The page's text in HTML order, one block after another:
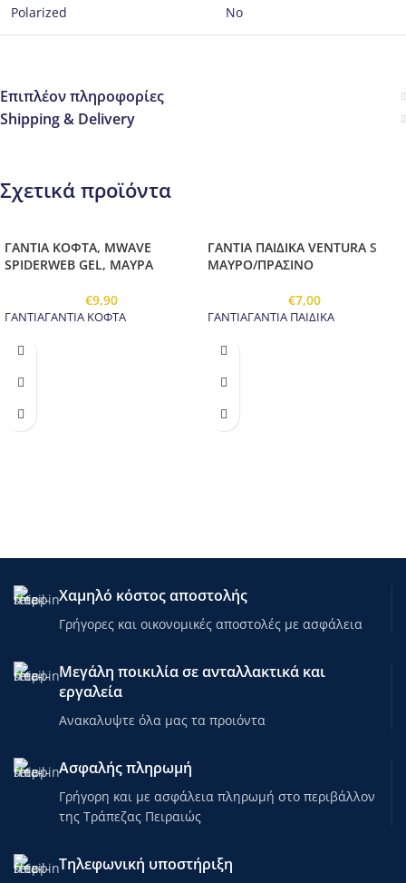
Polarized No
Επιπλέον πληροφορίες
Shipping & Delivery
Σχετικά προϊόντα
ΓΑΝΤΙΑ ΚΟΦΤΑ, MWAVE
SPIDERWEB GEL, ΜΑΥΡΑ
€9,90
ΓΑΝΤΙΑΓΑΝΤΙΑ ΚΟΦΤΑ
ΓΑΝΤΙΑ ΠΑΙΔΙΚΑ VENTURA S
ΜΑΥΡΟ/ΠΡΑΣΙΝΟ
€7,00
ΓΑΝΤΙΑΓΑΝΤΙΑ ΠΑΙΔΙΚΑ
Χαμηλό κόστος αποστολής
Γρήγορες και οικονομικές αποστολές με ασφάλεια
Μεγάλη ποικιλία σε ανταλλακτικά και
εργαλεία
Ανακαλυψτε όλα μας τα προιόντα
Ασφαλής πληρωμή
Γρήγορη και με ασφάλεια πληρωμή στο περιβάλλον
της Τράπεζας Πειραιώς
Τηλεφωνική υποστήριξη